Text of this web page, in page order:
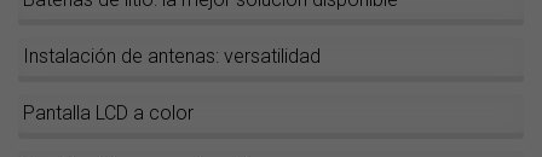
Instalación de antenas: versatilidad
Pantalla LCD a color